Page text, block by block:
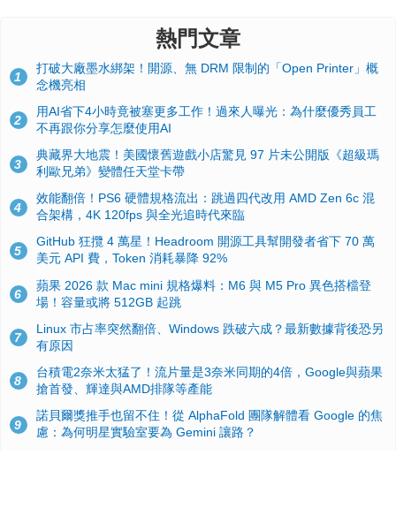
熱門文章
1
打破大廠墨水綁架！開源、無 DRM 限制的「Open Printer」概
念機亮相
2
用AI省下4小時竟被塞更多工作！過來人曝光：為什麼優秀員工
不再跟你分享怎麼使用AI
3
典藏界大地震！美國懷舊遊戲小店驚見 97 片未公開版《超級瑪
利歐兄弟》變體任天堂卡帶
4
效能翻倍！PS6 硬體規格流出：跳過四代改用 AMD Zen 6c 混
合架構，4K 120fps 與全光追時代來臨
5
GitHub 狂攬 4 萬星！Headroom 開源工具幫開發者省下 70 萬
美元 API 費，Token 消耗暴降 92%
6
蘋果 2026 款 Mac mini 規格爆料：M6 與 M5 Pro 異色搭檔登
場！容量或將 512GB 起跳
7
Linux 市占率突然翻倍、Windows 跌破六成？最新數據背後恐另
有原因
8
台積電2奈米太猛了！流片量是3奈米同期的4倍，Google與蘋果
搶首發、輝達與AMD排隊等產能
9
諾貝爾獎推手也留不住！從 AlphaFold 團隊解體看 Google 的焦
慮：為何明星實驗室要為 Gemini 讓路？